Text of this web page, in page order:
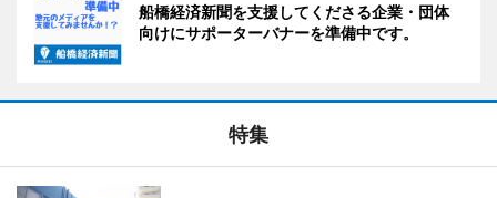
船橋経済新聞を支援してくださる企業・団体
向けにサポーターバナーを準備中です。
特集